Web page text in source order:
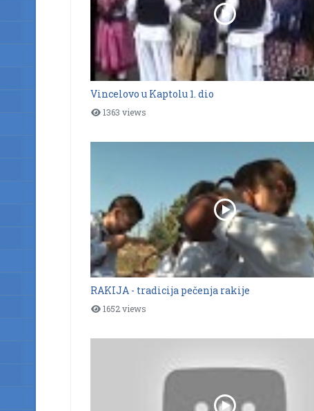
Vincelovo u Kaptolu 1. dio
1363 views
RAKIJA - tradicija pečenja rakije
1652 views